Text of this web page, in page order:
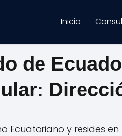
Inicio
de
Ecuatoriano y resides